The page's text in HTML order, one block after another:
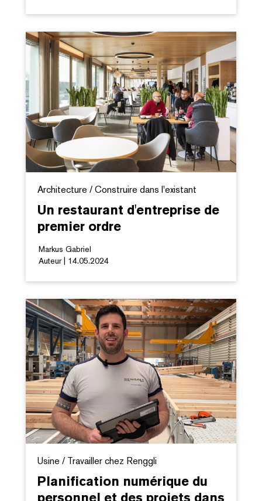
Architecture / Construire dans l'existant
Un restaurant d'entreprise de
premier ordre
Markus Gabriel
Auteur | 14.05.2024
Usine / Travailler chez Renggli
Planification numérique du
personnel et des projets dans